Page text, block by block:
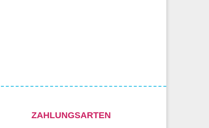
ZAHLUNGSARTEN